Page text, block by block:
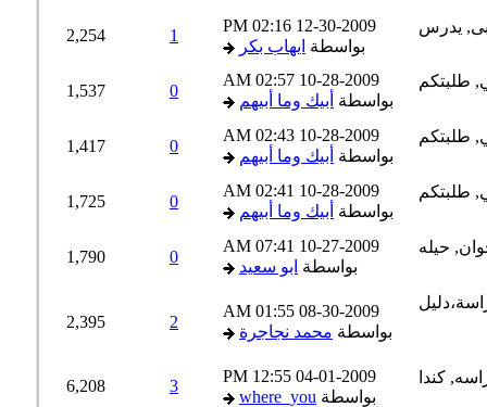
12-30-2009
02:16 PM
بواسطةايهاب بكر
2,254
10-28-2009
02:57 AM
بواسطةأبيك وما أبيهم
1,537
10-28-2009
02:43 AM
بواسطةأبيك وما أبيهم
1,417
10-28-2009
02:41 AM
بواسطةأبيك وما أبيهم
1,725
10-27-2009
07:41 AM
بواسطةابو سعيد
1,790
08-30-2009
01:55 AM
بواسطةمحمد نجاجرة
2,395
04-01-2009
12:55 PM
بواسطةwhere_you
6,208